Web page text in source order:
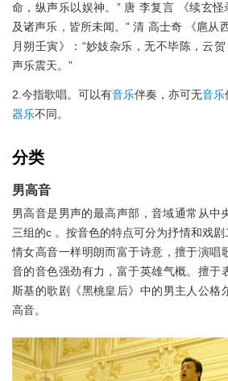
命，纵声乐以娱神。” 唐 李复言 《续玄怪
及诸声乐，皆所未闻。” 清 高士奇 《扈从
月朔壬寅》：“妙妓杂乐，无不毕陈，云
声乐震天。”
2.今指歌唱。可以有音乐伴奏，亦可无音乐
器乐不同。
分类
男高音
男高音是男声的最高声部，音域通常从中
三组的c 。按音色的特点可分为抒情和戏
情女高音一样明朗而富于诗意，擅于演唱
音的音色强劲有力，富于英雄气概。擅于
斯基的歌剧《黑桃皇后》中的男主人公格
高音。